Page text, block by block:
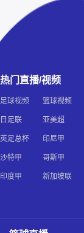
热门直播/视频
足球视频 篮球视频
日足联 亚美超
英足总杯 印尼甲
沙特甲 哥斯甲
印度甲 新加坡联